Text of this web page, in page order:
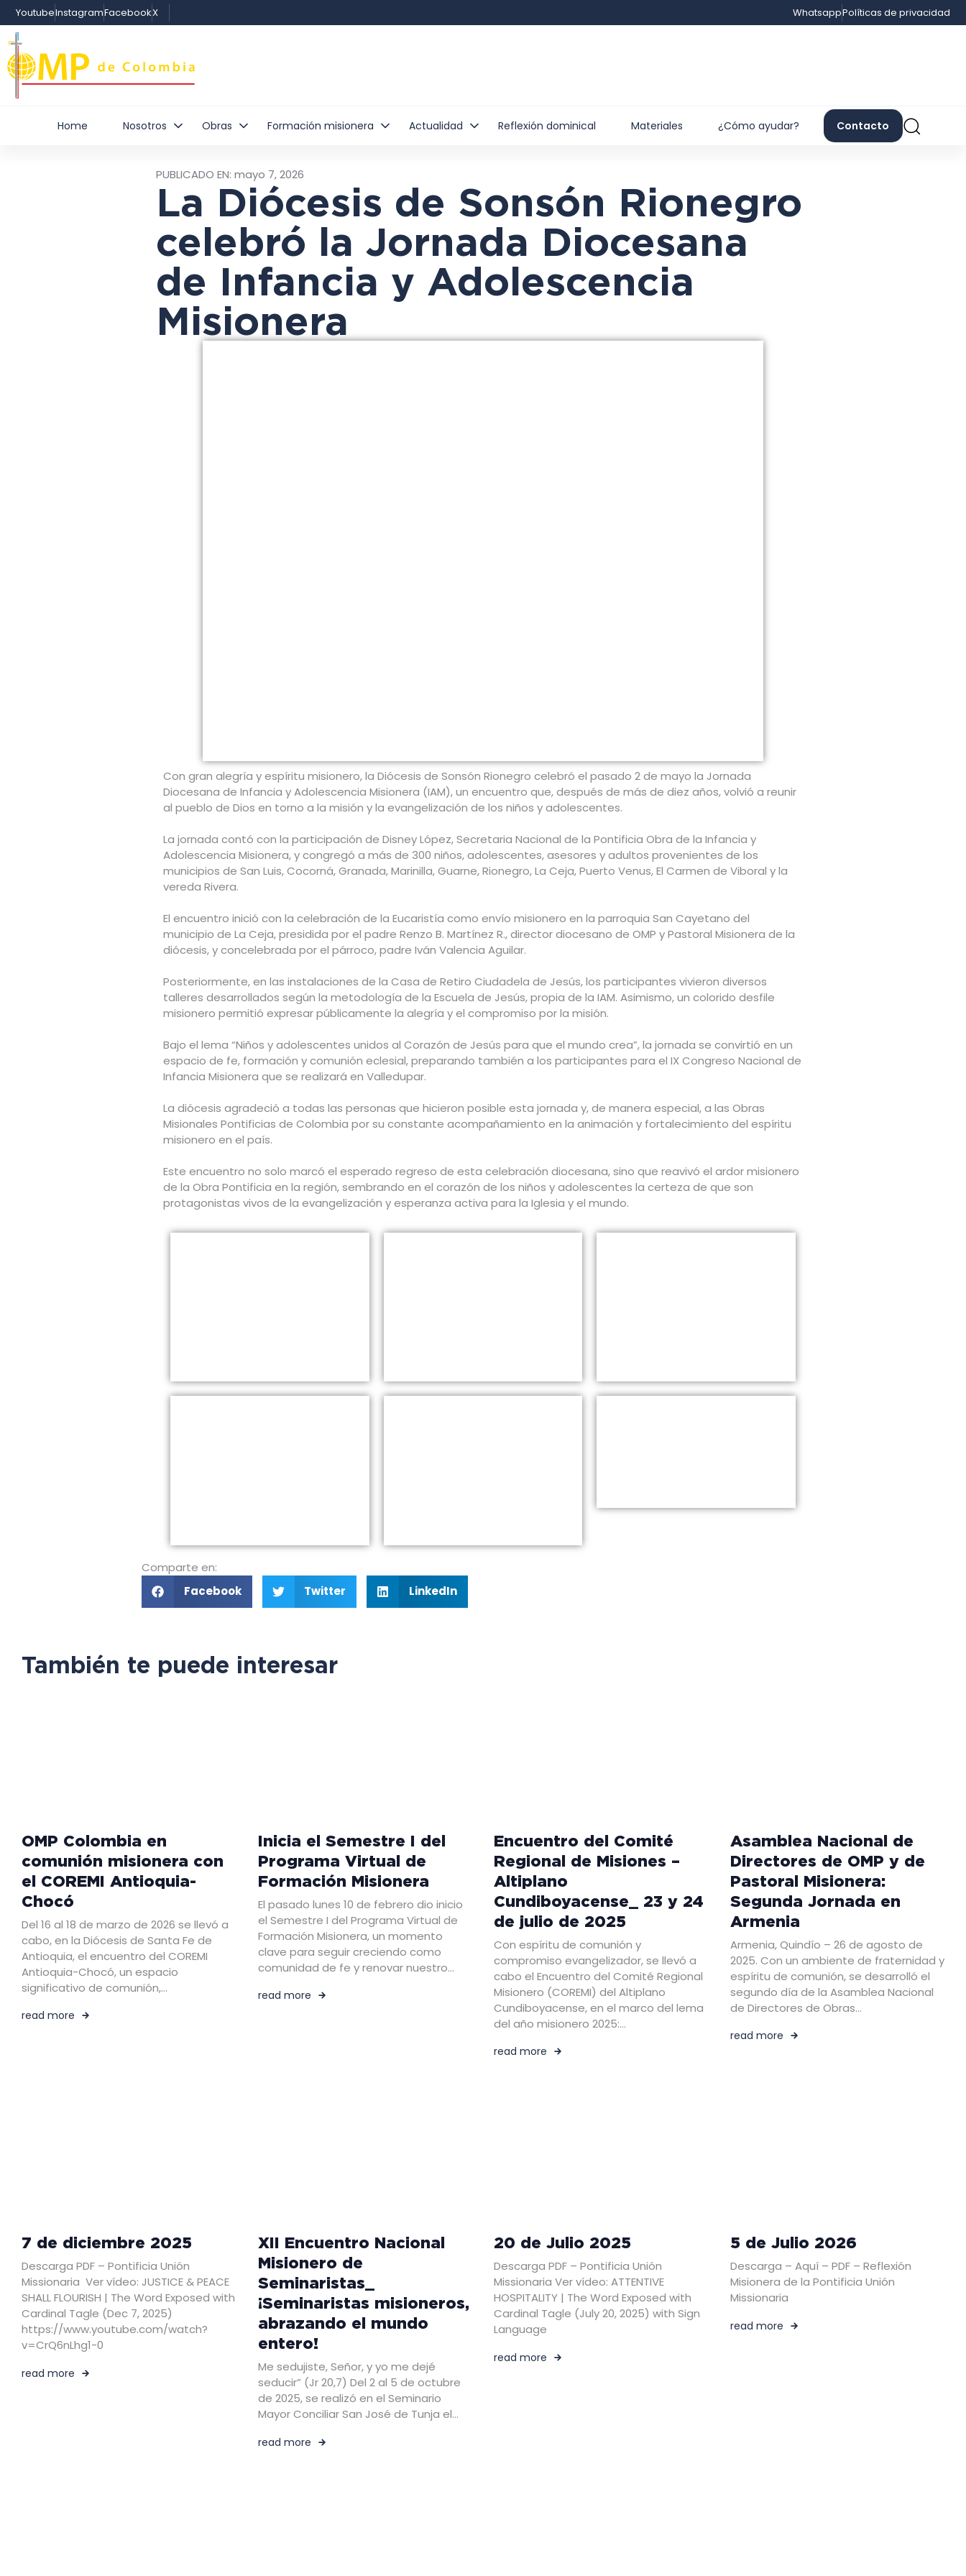
YoutubeInstagramFacebookX WhatsappPolíticas de privacidad
Home Nosotros Obras Formación misionera Actualidad Reflexión dominical Materiales ¿Cómo ayudar? Contacto
PUBLICADO EN: mayo 7, 2026
La Diócesis de Sonsón Rionegro
celebró la Jornada Diocesana
de Infancia y Adolescencia
Misionera
Con gran alegría y espíritu misionero, la Diócesis de Sonsón Rionegro celebró el pasado 2 de mayo la Jornada
Diocesana de Infancia y Adolescencia Misionera (IAM), un encuentro que, después de más de diez años, volvió a reunir
al pueblo de Dios en torno a la misión y la evangelización de los niños y adolescentes.
La jornada contó con la participación de Disney López, Secretaria Nacional de la Pontificia Obra de la Infancia y
Adolescencia Misionera, y congregó a más de 300 niños, adolescentes, asesores y adultos provenientes de los
municipios de San Luis, Cocorná, Granada, Marinilla, Guarne, Rionegro, La Ceja, Puerto Venus, El Carmen de Viboral y la
vereda Rivera.
El encuentro inició con la celebración de la Eucaristía como envío misionero en la parroquia San Cayetano del
municipio de La Ceja, presidida por el padre Renzo B. Martínez R., director diocesano de OMP y Pastoral Misionera de la
diócesis, y concelebrada por el párroco, padre Iván Valencia Aguilar.
Posteriormente, en las instalaciones de la Casa de Retiro Ciudadela de Jesús, los participantes vivieron diversos
talleres desarrollados según la metodología de la Escuela de Jesús, propia de la IAM. Asimismo, un colorido desfile
misionero permitió expresar públicamente la alegría y el compromiso por la misión.
Bajo el lema “Niños y adolescentes unidos al Corazón de Jesús para que el mundo crea”, la jornada se convirtió en un
espacio de fe, formación y comunión eclesial, preparando también a los participantes para el IX Congreso Nacional de
Infancia Misionera que se realizará en Valledupar.
La diócesis agradeció a todas las personas que hicieron posible esta jornada y, de manera especial, a las Obras
Misionales Pontificias de Colombia por su constante acompañamiento en la animación y fortalecimiento del espíritu
misionero en el país.
Este encuentro no solo marcó el esperado regreso de esta celebración diocesana, sino que reavivó el ardor misionero
de la Obra Pontificia en la región, sembrando en el corazón de los niños y adolescentes la certeza de que son
protagonistas vivos de la evangelización y esperanza activa para la Iglesia y el mundo.
Comparte en:
Facebook
Twitter LinkedIn
También te puede interesar
OMP Colombia en
comunión misionera con
el COREMI Antioquia-
Chocó
Del 16 al 18 de marzo de 2026 se llevó a
cabo, en la Diócesis de Santa Fe de
Antioquia, el encuentro del COREMI
Antioquia-Chocó, un espacio
significativo de comunión,…
read more
Inicia el Semestre I del
Programa Virtual de
Formación Misionera
El pasado lunes 10 de febrero dio inicio
el Semestre I del Programa Virtual de
Formación Misionera, un momento
clave para seguir creciendo como
comunidad de fe y renovar nuestro…
read more
Encuentro del Comité
Regional de Misiones –
Altiplano
Cundiboyacense_ 23 y 24
de julio de 2025
Con espíritu de comunión y
compromiso evangelizador, se llevó a
cabo el Encuentro del Comité Regional
Misionero (COREMI) del Altiplano
Cundiboyacense, en el marco del lema
del año misionero 2025:…
read more
Asamblea Nacional de
Directores de OMP y de
Pastoral Misionera:
Segunda Jornada en
Armenia
Armenia, Quindío – 26 de agosto de
2025. Con un ambiente de fraternidad y
espíritu de comunión, se desarrolló el
segundo día de la Asamblea Nacional
de Directores de Obras…
read more
7 de diciembre 2025
Descarga PDF – Pontificia Unión
Missionaria Ver vídeo: JUSTICE & PEACE
SHALL FLOURISH | The Word Exposed with
Cardinal Tagle (Dec 7, 2025)
https://www.youtube.com/watch?
v=CrQ6nLhg1-0
read more
XII Encuentro Nacional
Misionero de
Seminaristas_
¡Seminaristas misioneros,
abrazando el mundo
entero!
Me sedujiste, Señor, y yo me dejé
seducir” (Jr 20,7) Del 2 al 5 de octubre
de 2025, se realizó en el Seminario
Mayor Conciliar San José de Tunja el…
read more
20 de Julio 2025
Descarga PDF – Pontificia Unión
Missionaria Ver vídeo: ATTENTIVE
HOSPITALITY | The Word Exposed with
Cardinal Tagle (July 20, 2025) with Sign
Language
read more
5 de Julio 2026
Descarga – Aquí – PDF – Reflexión
Misionera de la Pontificia Unión
Missionaria
read more